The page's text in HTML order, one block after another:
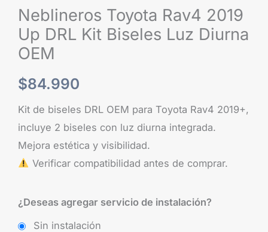
Neblineros Toyota Rav4 2019
Up DRL Kit Biseles Luz Diurna
OEM
$84.990
Kit de biseles DRL OEM para Toyota Rav4 2019+,
incluye 2 biseles con luz diurna integrada.
Mejora estética y visibilidad.
Verificar compatibilidad antes de comprar.
¿Deseas agregar servicio de instalación?
Sin instalación